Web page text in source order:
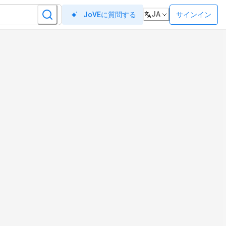
JoVEに質問する JA サインイン